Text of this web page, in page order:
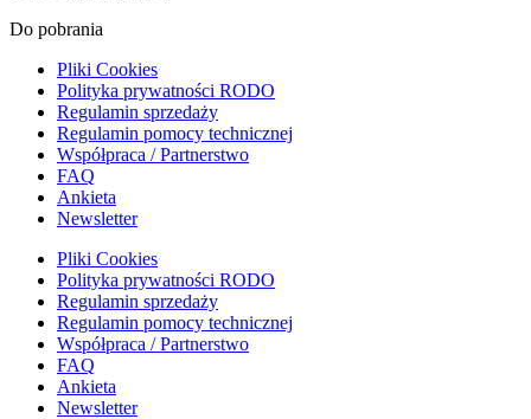
Do pobrania
Pliki Cookies
Polityka prywatności RODO
Regulamin sprzedaży
Regulamin pomocy technicznej
Współpraca / Partnerstwo
FAQ
Ankieta
Newsletter
Pliki Cookies
Polityka prywatności RODO
Regulamin sprzedaży
Regulamin pomocy technicznej
Współpraca / Partnerstwo
FAQ
Ankieta
Newsletter